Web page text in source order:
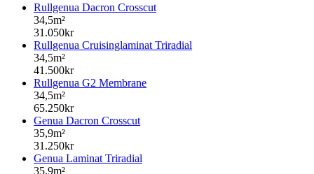
Rullgenua Dacron Crosscut
34,5m²
31.050kr
Rullgenua Cruisinglaminat Triradial
34,5m²
41.500kr
Rullgenua G2 Membrane
34,5m²
65.250kr
Genua Dacron Crosscut
35,9m²
31.250kr
Genua Laminat Triradial
35,9m²